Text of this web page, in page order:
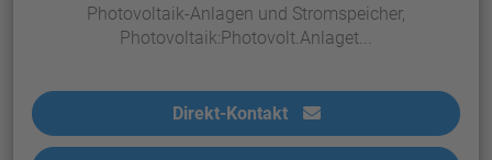
Photovoltaik-Anlagen und Stromspeicher,
Photovoltaik:Photovolt.Anlaget...
Direkt-Kontakt